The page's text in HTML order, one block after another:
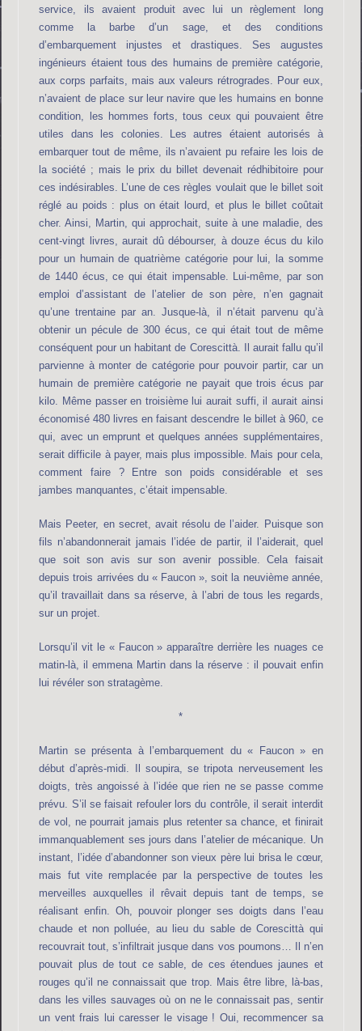
service, ils avaient produit avec lui un règlement long
comme la barbe d’un sage, et des conditions
d’embarquement injustes et drastiques. Ses augustes
ingénieurs étaient tous des humains de première catégorie,
aux corps parfaits, mais aux valeurs rétrogrades. Pour eux,
n’avaient de place sur leur navire que les humains en bonne
condition, les hommes forts, tous ceux qui pouvaient être
utiles dans les colonies. Les autres étaient autorisés à
embarquer tout de même, ils n’avaient pu refaire les lois de
la société ; mais le prix du billet devenait rédhibitoire pour
ces indésirables. L’une de ces règles voulait que le billet soit
réglé au poids : plus on était lourd, et plus le billet coûtait
cher. Ainsi, Martin, qui approchait, suite à une maladie, des
cent-vingt livres, aurait dû débourser, à douze écus du kilo
pour un humain de quatrième catégorie pour lui, la somme
de 1440 écus, ce qui était impensable. Lui-même, par son
emploi d’assistant de l’atelier de son père, n’en gagnait
qu’une trentaine par an. Jusque-là, il n’était parvenu qu’à
obtenir un pécule de 300 écus, ce qui était tout de même
conséquent pour un habitant de Corescittà. Il aurait fallu qu’il
parvienne à monter de catégorie pour pouvoir partir, car un
humain de première catégorie ne payait que trois écus par
kilo. Même passer en troisième lui aurait suffi, il aurait ainsi
économisé 480 livres en faisant descendre le billet à 960, ce
qui, avec un emprunt et quelques années supplémentaires,
serait difficile à payer, mais plus impossible. Mais pour cela,
comment faire ? Entre son poids considérable et ses
jambes manquantes, c’était impensable.
Mais Peeter, en secret, avait résolu de l’aider. Puisque son
fils n’abandonnerait jamais l’idée de partir, il l’aiderait, quel
que soit son avis sur son avenir possible. Cela faisait
depuis trois arrivées du « Faucon », soit la neuvième année,
qu’il travaillait dans sa réserve, à l’abri de tous les regards,
sur un projet.
Lorsqu’il vit le « Faucon » apparaître derrière les nuages ce
matin-là, il emmena Martin dans la réserve : il pouvait enfin
lui révéler son stratagème.
*
Martin se présenta à l’embarquement du « Faucon » en
début d’après-midi. Il soupira, se tripota nerveusement les
doigts, très angoissé à l’idée que rien ne se passe comme
prévu. S’il se faisait refouler lors du contrôle, il serait interdit
de vol, ne pourrait jamais plus retenter sa chance, et finirait
immanquablement ses jours dans l’atelier de mécanique. Un
instant, l’idée d’abandonner son vieux père lui brisa le cœur,
mais fut vite remplacée par la perspective de toutes les
merveilles auxquelles il rêvait depuis tant de temps, se
réalisant enfin. Oh, pouvoir plonger ses doigts dans l’eau
chaude et non polluée, au lieu du sable de Corescittà qui
recouvrait tout, s’infiltrait jusque dans vos poumons… Il n’en
pouvait plus de tout ce sable, de ces étendues jaunes et
rouges qu’il ne connaissait que trop. Mais être libre, là-bas,
dans les villes sauvages où on ne le connaissait pas, sentir
un vent frais lui caresser le visage ! Oui, recommencer sa